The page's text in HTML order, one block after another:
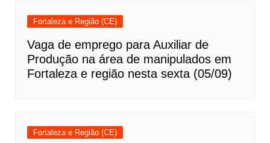
Fortaleza e Região (CE)
Vaga de emprego para Auxiliar de
Produção na área de manipulados em
Fortaleza e região nesta sexta (05/09)
Fortaleza e Região (CE)